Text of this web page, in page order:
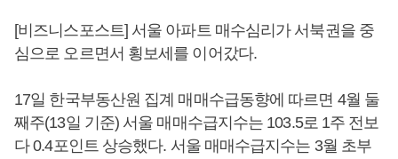
[비즈니스포스트] 서울 아파트 매수심리가 서북권을 중
심으로 오르면서 횡보세를 이어갔다.
17일 한국부동산원 집계 매매수급동향에 따르면 4월 둘
째주(13일 기준) 서울 매매수급지수는 103.5로 1주 전보
다 0.4포인트 상승했다. 서울 매매수급지수는 3월 초부